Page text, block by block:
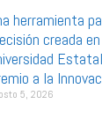
herramienta
creada
a la
5, 2026